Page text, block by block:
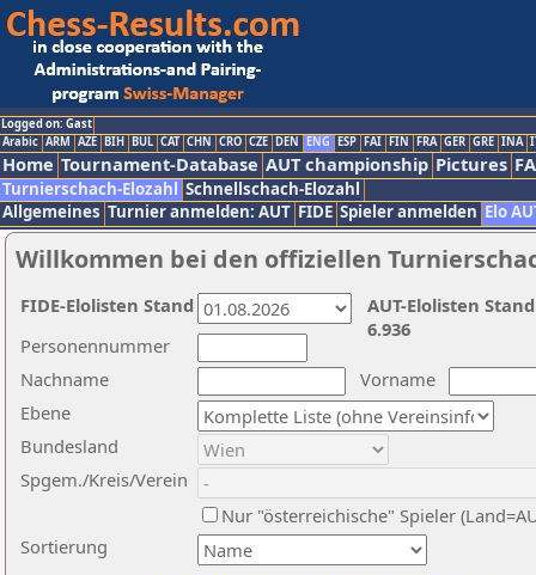
Logged on: Gast
Arabic ARM AZE BIH BUL CAT CHN CRO CZE DEN ENG ESP FAI FIN FRA GER GRE INA
Home Tournament-Database AUT championship Pictures
Turnierschach-Elozahl Schnellschach-Elozahl
Allgemeines Turnier anmelden: AUT FIDE Spieler anmelden Elo
Willkommen bei den offiziellen
Nachname
Vorname
Ebene
Sortierung
Personennummer
Bundesland
Spgem./Kreis/Verein
Nur "österreichische" Spieler
AUT-Elolisten
6.936
FIDE-Elolisten Stand